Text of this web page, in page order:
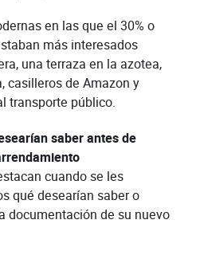
en las que el 30% o
más interesados
una terraza en la azotea,
casilleros de Amazon y
transporte público.
saber antes de
cuando se les
qué desearían saber o
documentación de su nuevo